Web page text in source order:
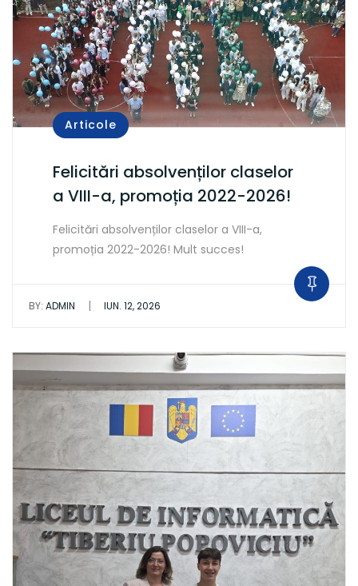
Articole
Felicitări absolvenților claselor
a VIII-a, promoția 2022-2026!
Felicitări absolvenților claselor a VIII-a,
promoția 2022-2026! Mult succes!
BY: ADMIN | IUN. 12, 2026